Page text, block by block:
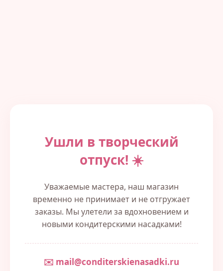
Ушли в творческий
отпуск! ☀️
Уважаемые мастера, наш магазин
временно не принимает и не отгружает
заказы. Мы улетели за вдохновением и
новыми кондитерскими насадками!
✉️ mail@conditerskienasadki.ru